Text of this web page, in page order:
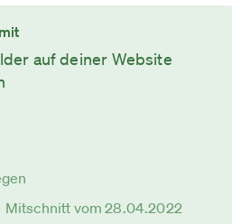
auf deiner Website
Mitschnitt vom 28.04.2022